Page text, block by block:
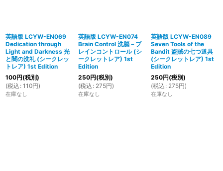
英語版 LCYW-EN069
Dedication through
Light and Darkness 光
と闇の洗礼 (シークレッ
トレア) 1st Edition
100円(税別)
(税込 : 110円)
在庫なし
英語版 LCYW-EN074
Brain Control 洗脳－ブ
レインコントロール (シ
ークレットレア) 1st
Edition
250円(税別)
(税込 : 275円)
在庫なし
英語版 LCYW-EN089
Seven Tools of the
Bandit 盗賊の七つ道具
(シークレットレア) 1st
Edition
250円(税別)
(税込 : 275円)
在庫なし